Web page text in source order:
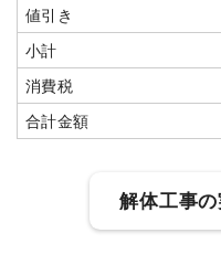
値引き
小計
消費税
合計金額
解体工事